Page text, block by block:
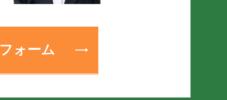
ォーム